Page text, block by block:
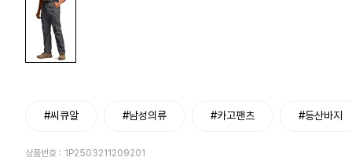
#씨큐알 #남성의류 #카고팬츠 #등산바지
상품번호 : 1P2503211209201